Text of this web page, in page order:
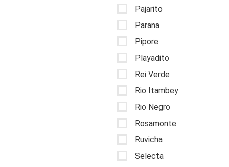
Pajarito
Parana
Pipore
Playadito
Rei Verde
Rio Itambey
Rio Negro
Rosamonte
Ruvicha
Selecta